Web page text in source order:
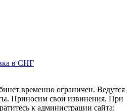
в СНГ
временно ограничен. Ведутся
Приносим свои извинения. При
к администрации сайта: